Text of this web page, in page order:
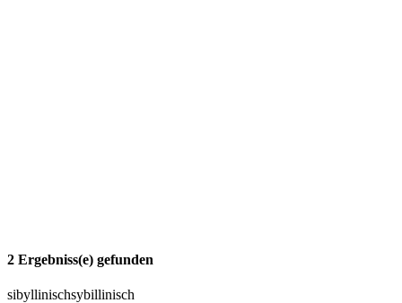
2 Ergebniss(e) gefunden
sibyllinischsybillinisch